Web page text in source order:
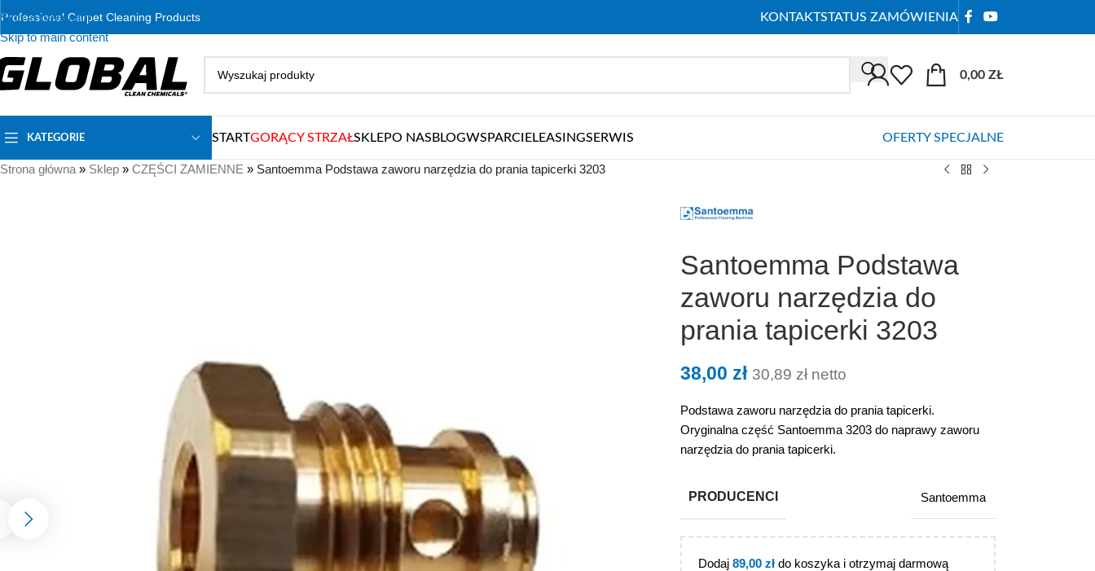
Skip to navigation
Skip to main content
Professional Carpet Cleaning Products KONTAKTSTATUS ZAMÓWIENIA
0,00 ZŁ
KATEGORIE STARTGORĄCY STRZAŁSKLEPO NAS BLOGWSPARCIELEASINGSERWIS OFERTY SPECJALNE
Strona główna » Sklep » CZĘŚCI ZAMIENNE » Santoemma Podstawa zaworu narzędzia do prania tapicerki 3203
Santoemma Podstawa
zaworu narzędzia do
prania tapicerki 3203
38,00 zł 30,89 złnetto
Podstawa zaworu narzędzia do prania tapicerki.
Oryginalna część Santoemma 3203 do naprawy zaworu
narzędzia do prania tapicerki.
PRODUCENCI Santoemma
Dodaj 89,00 złdo koszyka i otrzymaj darmową